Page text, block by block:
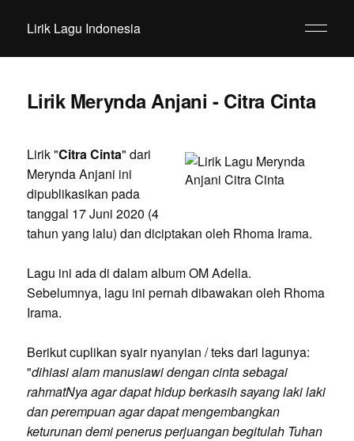
Lirik Lagu Indonesia
Lirik Merynda Anjani - Citra Cinta
Lirik "Citra Cinta" dari
Merynda Anjani ini
dipublikasikan pada
tanggal 17 Juni 2020 (4
tahun yang lalu) dan diciptakan oleh Rhoma Irama.
Lagu ini ada di dalam album OM Adella.
Sebelumnya, lagu ini pernah dibawakan oleh Rhoma
Irama.
Berikut cuplikan syair nyanyian / teks dari lagunya:
"dihiasi alam manusiawi dengan cinta sebagai
rahmatNya agar dapat hidup berkasih sayang laki laki
dan perempuan agar dapat mengembangkan
keturunan demi penerus perjuangan begitulah Tuhan